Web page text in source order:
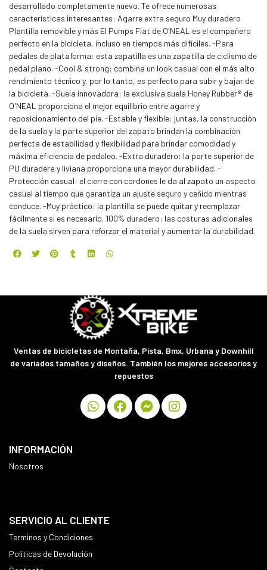
desarrollado completamente nuevo. Te ofrece numerosas
características interesantes: Agarre extra seguro Muy duradero
Plantilla removible y más El Pumps Flat de O'NEAL es el compañero
perfecto en la bicicleta, incluso en tiempos más difíciles. -Para
pedales de plataforma: esta zapatilla es una zapatilla de ciclismo de
pedal plano. -Cool & strong: combina un look casual con el más alto
rendimiento técnico y, por lo tanto, es perfecto para subir y bajar de
la bicicleta. -Suela innovadora: la exclusiva suela Honey Rubber® de
O'NEAL proporciona el mejor equilibrio entre agarre y
reposicionamiento del pie. -Estable y flexible: juntas, la construcción
de la suela y la parte superior del zapato brindan la combinación
perfecta de estabilidad y flexibilidad para brindar comodidad y
máxima eficiencia de pedaleo. -Extra duradero: la parte superior de
PU duradera y liviana proporciona una mayor durabilidad. -
Protección casual: el cierre con cordones le da al zapato un aspecto
casual al tiempo que garantiza un ajuste seguro y ceñido mientras
conduce. -Muy práctico: la plantilla se puede quitar y reemplazar
fácilmente si es necesario. 100% duradero: las costuras adicionales
de la suela sirven para reforzar el material y aumentar la durabilidad.
Ventas de bicicletas de Montaña, Pista, Bmx, Urbana y Downhill
de variados tamaños y diseños. También los mejores accesorios y
repuestos
INFORMACIÓN
Nosotros
SERVICIO AL CLIENTE
Terminos y Condiciones
Políticas de Devolución